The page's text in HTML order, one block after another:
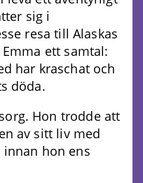
sig i
resa till Alaskas
ett samtal:
har kraschat och
döda.
Hon trodde att
av sitt liv med
innan hon ens